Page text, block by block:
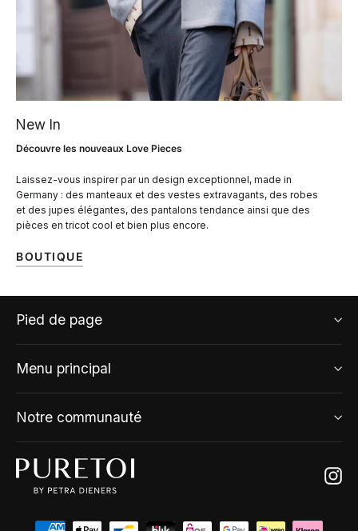
New In
Découvre les nouveaux Love Pieces
Laissez-vous inspirer par un design exceptionnel, made in
Germany : des manteaux et des vestes extravagants, des robes
et des jupes élégantes, des pantalons tendance ainsi que des
pièces en tricot cool et bien plus encore.
BOUTIQUE
Pied de page
Menu principal
Notre communauté